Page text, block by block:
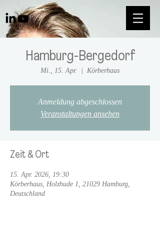
Hamburg-Bergedorf
Mi., 15. Apr. Körberhaus
Anmeldung abgeschlossen
Veranstaltungen ansehen
Zeit & Ort
15. Apr. 2026, 19:30
Körberhaus, Holzhude 1, 21029 Hamburg,
Deutschland